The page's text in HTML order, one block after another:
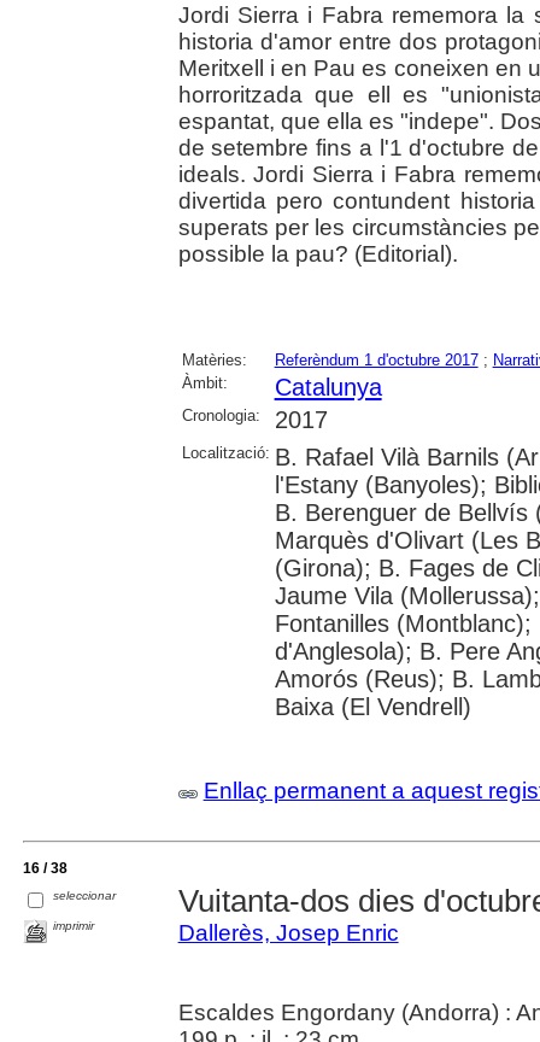
Jordi Sierra i Fabra rememora
historia d'amor entre dos
Meritxell i en Pau es coneixen en
horroritzada que ell es
espantat, que ella es "indepe".
de setembre fins a l'1 d'octubre
ideals. Jordi Sierra i Fabra
divertida pero contundent
superats per les circumstàncies
possible la pau? (Editorial).
Matèries: Referèndum 1 d'octubre 2017;
Àmbit:
Catalunya
Cronologia: 2017
Localització: B. Rafael Vilà Barnils
l'Estany (Banyoles);
B. Berenguer de Bellvís
Marquès d'Olivart (Les
(Girona); B. Fages de
Jaume Vila
Fontanilles
d'Anglesola); B. Pere
Amorós (Reus); B.
Baixa (El Vendrell)
Enllaç permanent a aquest
16 / 38
seleccionar
imprimir
Vuitanta-dos dies
Dallerès, Josep Enric
Escaldes Engordany (Andorra) :